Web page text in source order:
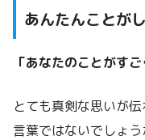
あんたんことが
「あなたのことがす
とても真剣な思いが
言葉ではないでしょう